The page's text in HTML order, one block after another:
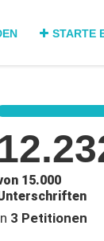
STARTE
15.000
3 Petitionen